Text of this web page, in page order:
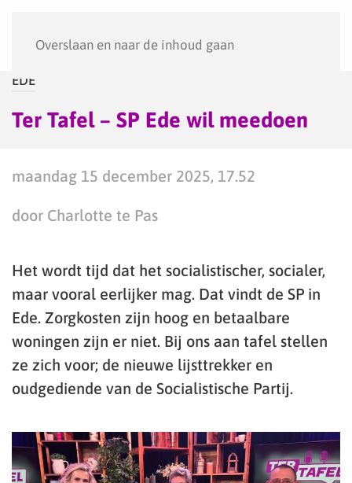
Overslaan en naar de inhoud gaan
EDE
Ter Tafel – SP Ede wil meedoen
maandag 15 december 2025, 17.52
door Charlotte te Pas
Het wordt tijd dat het socialistischer, socialer,
maar vooral eerlijker mag. Dat vindt de SP in
Ede. Zorgkosten zijn hoog en betaalbare
woningen zijn er niet. Bij ons aan tafel stellen
ze zich voor; de nieuwe lijsttrekker en
oudgediende van de Socialistische Partij.